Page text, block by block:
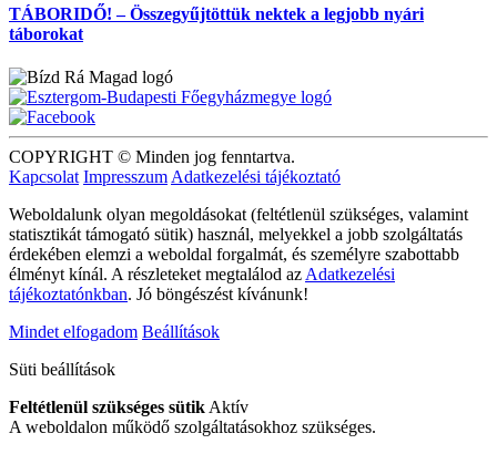
TÁBORIDŐ! – Összegyűjtöttük nektek a legjobb nyári
táborokat
COPYRIGHT © Minden jog fenntartva.
Kapcsolat ImpresszumAdatkezelési tájékoztató
Weboldalunk olyan megoldásokat (feltétlenül szükséges, valamint
statisztikát támogató sütik) használ, melyekkel a jobb szolgáltatás
érdekében elemzi a weboldal forgalmát, és személyre szabottabb
élményt kínál. A részleteket megtalálod azAdatkezelési
tájékoztatónkban. Jó böngészést kívánunk!
Mindet elfogadom Beállítások
Süti beállítások
Feltétlenül szükséges sütikAktív
A weboldalon működő szolgáltatásokhoz szükséges.